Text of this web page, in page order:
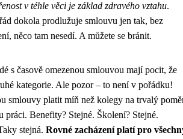
v téhle věci je základ zdravého vztahu.
dokola prodlužuje smlouvu jen tak, bez
něco tam nesedí. A můžete se bránit.
s časově omezenou smlouvou mají pocit, že
kategorie. Ale pozor – to není v pořádku!
smlouvy platit míň než kolegy na trvalý
práci. Benefity? Stejné. Školení? Stejné.
stejná. Rovné zacházení platí pro